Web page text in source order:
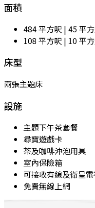
面積
484 平方呎 | 45 平
108 平方呎 | 10 平
床型
兩張主題床
設施
主題下午茶套餐
尋寶遊戲卡
茶及咖啡沖泡用具
室內保險箱
可接收有線及衛星
免費無線上網